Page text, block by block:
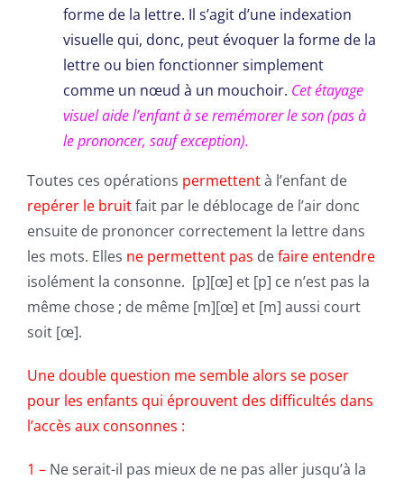
forme de la lettre. Il s’agit d’une indexation
visuelle qui, donc, peut évoquer la forme de la
lettre ou bien fonctionner simplement
comme un nœud à un mouchoir. Cet étayage
visuel aide l’enfant à se remémorer le son (pas à
le prononcer, sauf exception).
Toutes ces opérations permettentà l’enfant de
repérer le bruitfait par le déblocage de l’air donc
ensuite de prononcer correctement la lettre dans
les mots. Elles ne permettent pas defaire entendre
isolément la consonne. [p][œ] et [p] ce n’est pas la
même chose ; de même [m][œ] et [m] aussi court
soit [œ].
Une double question me semble alors se poser
pour les enfants qui éprouvent des difficultés dans
l’accès aux consonnes :
1 – Ne serait-il pas mieux de ne pas aller jusqu’à la